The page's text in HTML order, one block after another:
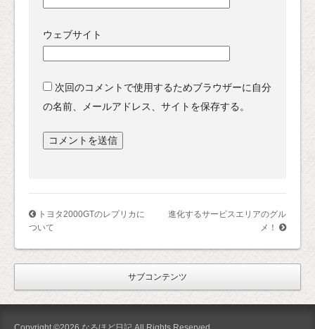
ウェブサイト
次回のコメントで使用するためブラウザーに自分
の名前、メールアドレス、サイトを保存する。
トヨタ2000GTのレプリカに
ついて
進化するサービスエリアのグル
メ！
サブコンテンツ